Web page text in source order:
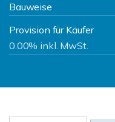
Bauweise
Provision für Käufer
0.00% inkl. MwSt.